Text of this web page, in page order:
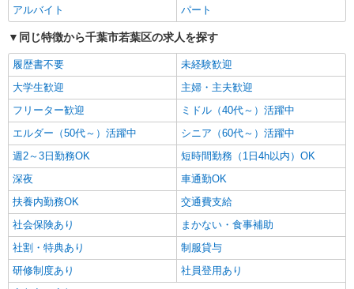
アルバイト パート
同じ特徴から千葉市若葉区の求人を探す
履歴書不要
未経験歓迎
大学生歓迎
主婦・主夫歓迎
フリーター歓迎
ミドル（40代～）活躍中
エルダー（50代～）活躍中
シニア（60代～）活躍中
週2～3日勤務OK
短時間勤務（1日4h以内）OK
深夜
車通勤OK
扶養内勤務OK
交通費支給
社会保険あり
まかない・食事補助
社割・特典あり
制服貸与
研修制度あり
社員登用あり